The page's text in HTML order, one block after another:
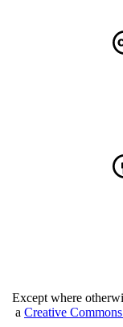
Except where
a Creative